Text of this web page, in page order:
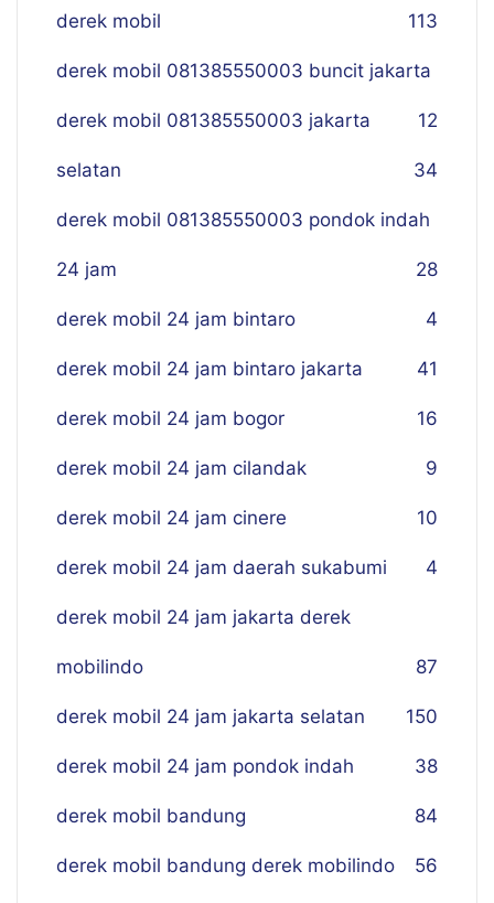
derek mobil 113
derek mobil 081385550003 buncit jakarta
12
derek mobil 081385550003 jakarta
selatan 34
derek mobil 081385550003 pondok indah
24 jam 28
derek mobil 24 jam bintaro 4
derek mobil 24 jam bintaro jakarta 41
derek mobil 24 jam bogor 16
derek mobil 24 jam cilandak 9
derek mobil 24 jam cinere 10
derek mobil 24 jam daerah sukabumi 4
derek mobil 24 jam jakarta derek
mobilindo 87
derek mobil 24 jam jakarta selatan 150
derek mobil 24 jam pondok indah 38
derek mobil bandung 84
derek mobil bandung derek mobilindo 56